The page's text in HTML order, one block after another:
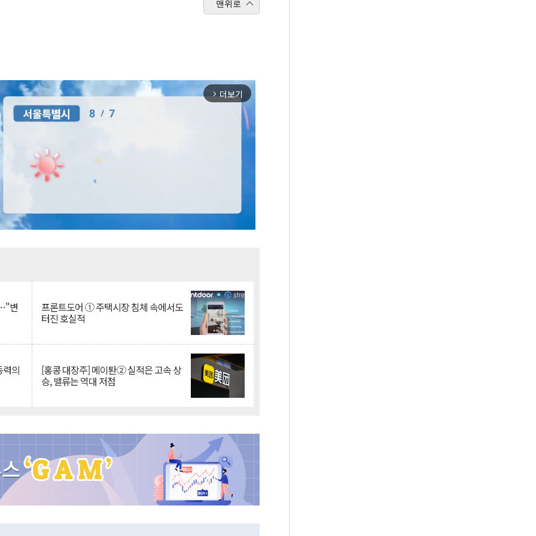
맨위로
arrow_forward_ios 더보기
변 프론트도어 ① 주택시장 침체 속에서도
터진 호실적
의 [홍콩 대장주] 메이퇀② 실적은 고속 상
승, 밸류는 역대 저점